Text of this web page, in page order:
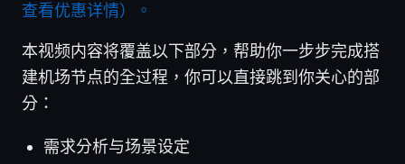
查看优惠详情）。
本视频内容将覆盖以下部分，帮助你一步步完成搭
建机场节点的全过程，你可以直接跳到你关心的部
分：
需求分析与场景设定